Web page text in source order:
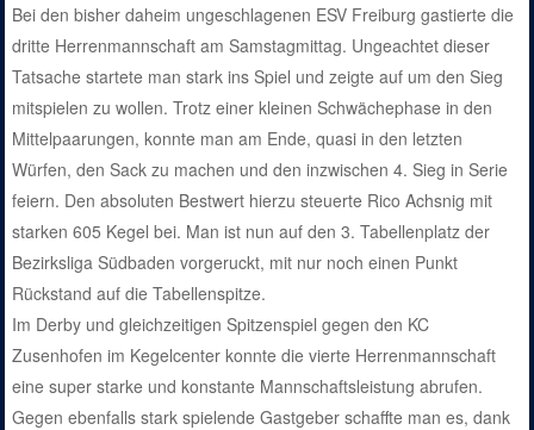
Bei den bisher daheim ungeschlagenen ESV Freiburg gastierte die
dritte Herrenmannschaft am Samstagmittag. Ungeachtet dieser
Tatsache startete man stark ins Spiel und zeigte auf um den Sieg
mitspielen zu wollen. Trotz einer kleinen Schwächephase in den
Mittelpaarungen, konnte man am Ende, quasi in den letzten
Würfen, den Sack zu machen und den inzwischen 4. Sieg in Serie
feiern. Den absoluten Bestwert hierzu steuerte Rico Achsnig mit
starken 605 Kegel bei. Man ist nun auf den 3. Tabellenplatz der
Bezirksliga Südbaden vorgeruckt, mit nur noch einen Punkt
Rückstand auf die Tabellenspitze.
Im Derby und gleichzeitigen Spitzenspiel gegen den KC
Zusenhofen im Kegelcenter konnte die vierte Herrenmannschaft
eine super starke und konstante Mannschaftsleistung abrufen.
Gegen ebenfalls stark spielende Gastgeber schaffte man es, dank